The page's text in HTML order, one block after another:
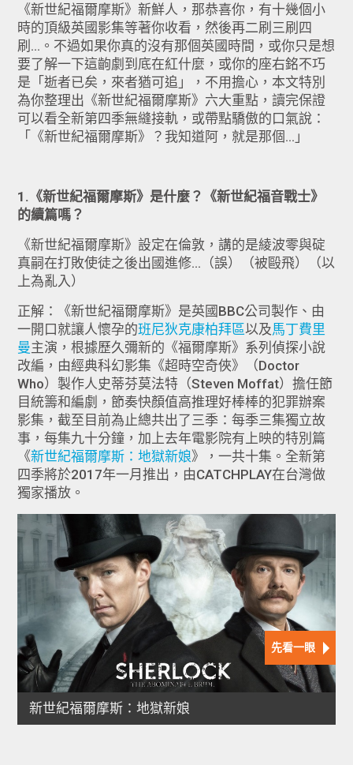
《新世紀福爾摩斯》新鮮人，那恭喜你，有十幾個小
時的頂級英國影集等著你收看，然後再二刷三刷四
刷...。不過如果你真的沒有那個英國時間，或你只是想
要了解一下這齣劇到底在紅什麼，或你的座右銘不巧
是「逝者已矣，來者猶可追」，不用擔心，本文特別
為你整理出《新世紀福爾摩斯》六大重點，讀完保證
可以看全新第四季無縫接軌，或帶點驕傲的口氣說：
「《新世紀福爾摩斯》？我知道阿，就是那個...」
1.《新世紀福爾摩斯》是什麼？《新世紀福音戰士》
的續篇嗎？
《新世紀福爾摩斯》設定在倫敦，講的是綾波零與碇
真嗣在打敗使徒之後出國進修...（誤）（被毆飛）（以
上為亂入）
正解：《新世紀福爾摩斯》是英國BBC公司製作、由
一開口就讓人懷孕的班尼狄克康柏拜區以及馬丁費里
曼主演，根據歷久彌新的《福爾摩斯》系列偵探小說
改編，由經典科幻影集《超時空奇俠》（Doctor
Who）製作人史蒂芬莫法特（Steven Moffat）擔任節
目統籌和編劇，節奏快顏值高推理好棒棒的犯罪辦案
影集，截至目前為止總共出了三季：每季三集獨立故
事，每集九十分鐘，加上去年電影院有上映的特別篇
《新世紀福爾摩斯：地獄新娘》，一共十集。全新第
四季將於2017年一月推出，由CATCHPLAY在台灣做
獨家播放。